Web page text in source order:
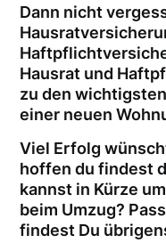
Dann nicht
Hausrat und
zu den
einer neuen
Viel Erfolg
hoffen du findest
kannst in Kürze
beim Umzug?
findest Du